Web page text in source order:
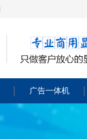
广告一体机